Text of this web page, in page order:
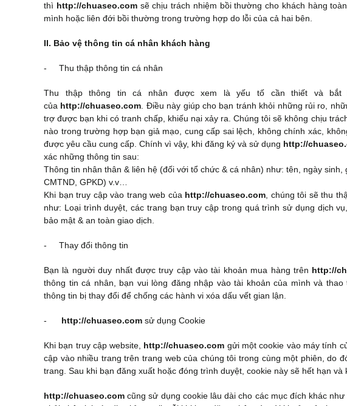
thì http://chuaseo.comsẽ chịu trách nhiệm bồi thường cho khách hàng
mình hoặc liên đới bồi thường trong trường hợp do lỗi của cả hai bên.
II. Bảo vệ thông tin cá nhân khách hàng
- Thu thập thông tin cá nhân
Thu thập thông tin cá nhân được xem là yếu tố cần thiết và
của http://chuaseo.com . Điều này giúp cho bạn tránh khỏi những rủi ro,
trợ được bạn khi có tranh chấp, khiếu nại xảy ra. Chúng tôi sẽ không chịu
nào trong trường hợp bạn giả mạo, cung cấp sai lệch, không chính xác,
được yêu cầu cung cấp. Chính vì vậy, khi đăng ký và sử dụng http://
xác những thông tin sau:
Thông tin nhân thân & liên hệ (đối với tổ chức & cá nhân) như: tên, ngày
CMTND, GPKD) v.v…
Khi bạn truy cập vào trang web của http://chuaseo.com , chúng tôi sẽ thu
như: Loại trình duyệt, các trang bạn truy cập trong quá trình sử dụng dịch
bảo mật & an toàn giao dịch.
- Thay đổi thông tin
Bạn là người duy nhất được truy cập vào tài khoản mua hàng trên http://
thông tin cá nhân, bạn vui lòng đăng nhập vào tài khoản của mình và thao
thông tin bị thay đổi để chống các hành vi xóa dấu vết gian lận.
- http://chuaseo.com sử dụng Cookie
Khi bạn truy cập website, http://chuaseo.com gửi một cookie vào máy tính
cập vào nhiều trang trên trang web của chúng tôi trong cùng một phiên, do
trang. Sau khi bạn đăng xuất hoặc đóng trình duyệt, cookie này sẽ hết hạn và
http://chuaseo.com cũng sử dụng cookie lâu dài cho các mục đích khác